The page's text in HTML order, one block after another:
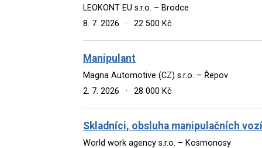
LEOKONT EU s.r.o. – Brodce
8. 7. 2026
· 22 500 Kč
Manipulant
Magna Automotive (CZ) s.r.o. – Řepov
2. 7. 2026
· 28 000 Kč
Skladníci, obsluha manipulačních
World work agency s.r.o. – Kosmonosy